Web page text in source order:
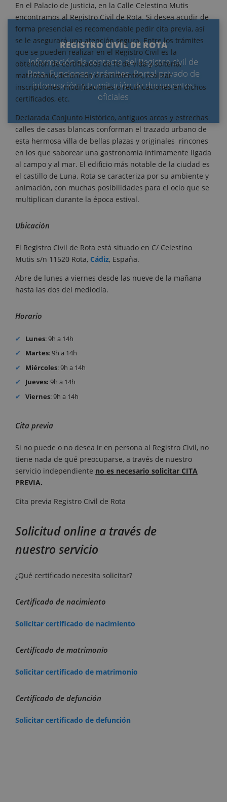
REGISTRO CIVIL DE ROTA
Información de contacto del Registro civil de
Rota. Funciones y trámites. Portal privado de
información y tramitación de documentos
oficiales
En el Palacio de Justicia, en la Calle Celestino Mutis
encontramos al Registro Civil de Rota. Si desea acudir de
forma presencial es recomendable pedir cita previa, así
se le asegurará una atención segura. Entre los trámites
que se pueden realizar en el Registro Civil es la
obtención de certificados de fe de vida y soltería,
matrimonio, defunción o nacimientos, realizar
inscripciones, modificaciones o rectificaciones en dichos
certificados, etc.
Declarada Conjunto Histórico, antiguos arcos y estrechas
calles de casas blancas conforman el trazado urbano de
esta hermosa villa de bellas plazas y originales rincones
en los que saborear una gastronomía íntimamente ligada
al campo y al mar. El edificio más notable de la ciudad es
el castillo de Luna. Rota se caracteriza por su ambiente y
animación, con muchas posibilidades para el ocio que se
multiplican durante la época estival.
Ubicación
El Registro Civil de Rota está situado en C/ Celestino
Mutis s/n 11520 Rota, Cádiz, España.
Abre de lunes a viernes desde las nueve de la mañana
hasta las dos del mediodía.
Horario
Lunes: 9h a 14h
Martes: 9h a 14h
Miércoles: 9h a 14h
Jueves: 9h a 14h
Viernes: 9h a 14h
Cita previa
Si no puede o no desea ir en persona al Registro Civil, no
tiene nada de qué preocuparse, a través de nuestro
servicio independiente no es necesario solicitar CITA
PREVIA.
Cita previa Registro Civil de Rota
Solicitud online a través de
nuestro servicio
¿Qué certificado necesita solicitar?
Certificado de nacimiento
Solicitar certificado de nacimiento
Certificado de matrimonio
Solicitar certificado de matrimonio
Certificado de defunción
Solicitar certificado de defunción